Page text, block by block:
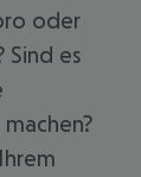
oder
Sind es